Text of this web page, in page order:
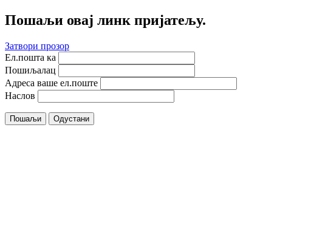
Пошаљи овај линк пријатељу.
Затвори прозор
Ел.пошта ка
Пошиљалац
Адреса ваше ел.поште
Наслов
Пошаљи Одустани